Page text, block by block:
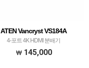
ATEN Vancryst VS184A
4-포트 4K HDMI 분배기
145,000